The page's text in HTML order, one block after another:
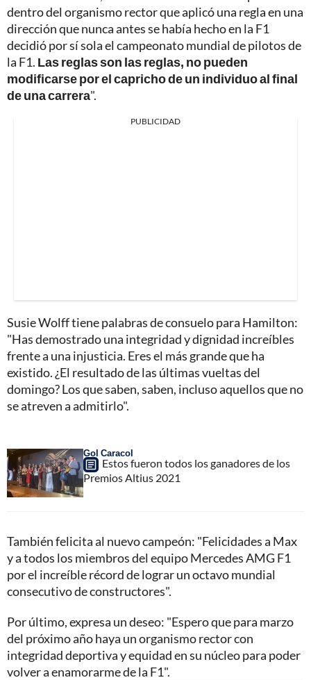
dentro del organismo rector que aplicó una regla en una
dirección que nunca antes se había hecho en la F1
decidió por sí sola el campeonato mundial de pilotos de
la F1. Las reglas son las reglas, no pueden
modificarse por el capricho de un individuo al final
de una carrera".
PUBLICIDAD
Susie Wolff tiene palabras de consuelo para Hamilton:
"Has demostrado una integridad y dignidad increíbles
frente a una injusticia. Eres el más grande que ha
existido. ¿El resultado de las últimas vueltas del
domingo? Los que saben, saben, incluso aquellos que no
se atreven a admitirlo".
Gol Caracol
Estos fueron todos los ganadores de los
Premios Altius 2021
También felicita al nuevo campeón: "Felicidades a Max
y a todos los miembros del equipo Mercedes AMG F1
por el increíble récord de lograr un octavo mundial
consecutivo de constructores".
Por último, expresa un deseo: "Espero que para marzo
del próximo año haya un organismo rector con
integridad deportiva y equidad en su núcleo para poder
volver a enamorarme de la F1".